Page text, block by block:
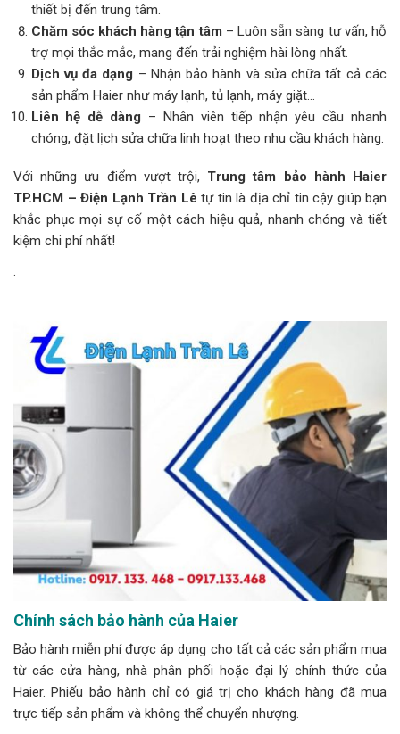
thiết bị đến trung tâm.
Chăm sóc khách hàng tận tâm – Luôn sẵn sàng tư vấn, hỗ
trợ mọi thắc mắc, mang đến trải nghiệm hài lòng nhất.
Dịch vụ đa dạng – Nhận bảo hành và sửa chữa tất cả các
sản phẩm Haier như máy lạnh, tủ lạnh, máy giặt…
Liên hệ dễ dàng – Nhân viên tiếp nhận yêu cầu nhanh
chóng, đặt lịch sửa chữa linh hoạt theo nhu cầu khách hàng.
Với những ưu điểm vượt trội, Trung tâm bảo hành Haier
TP.HCM – Điện Lạnh Trần Lê tự tin là địa chỉ tin cậy giúp bạn
khắc phục mọi sự cố một cách hiệu quả, nhanh chóng và tiết
kiệm chi phí nhất!
.
Chính sách bảo hành của Haier
Bảo hành miễn phí được áp dụng cho tất cả các sản phẩm mua
từ các cửa hàng, nhà phân phối hoặc đại lý chính thức của
Haier. Phiếu bảo hành chỉ có giá trị cho khách hàng đã mua
trực tiếp sản phẩm và không thể chuyển nhượng.